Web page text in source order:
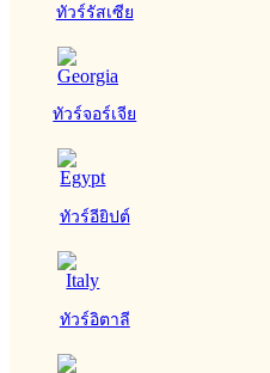
ทัวร์รัสเซีย
ทัวร์จอร์เจีย
ทัวร์อียิปต์
ทัวร์อิตาลี